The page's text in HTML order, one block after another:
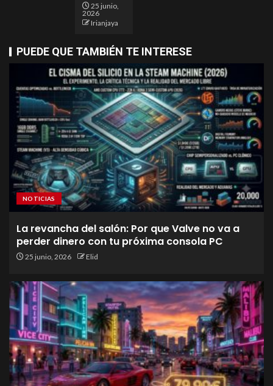
25 junio,
2026
Irianjaya
PUEDE QUE TAMBIÉN TE INTERESE
NOTICIAS
La revancha del salón: Por que Valve no va a
perder dinero con tu próxima consola PC
25 junio, 2026 Elid